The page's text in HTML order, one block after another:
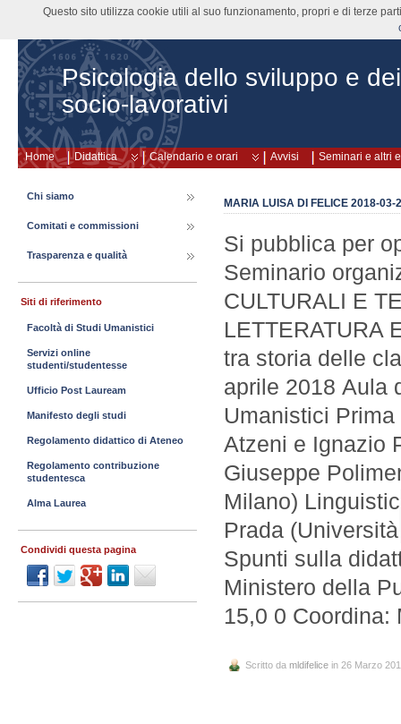
Psicologia dello sviluppo e
socio-lavorativi
Home Didattica Calendario e orari Avvisi Seminari e altri
MARIA LUISA DI FELICE 2018-03-
Si pubblica per
Seminario
CULTURALI E
LETTERATURA
tra storia delle
aprile 2018 Aula
Umanistici
Atzeni e Ignazio
Giuseppe
Milano)
Prada
Spunti sulla
Ministero della
15,0 0
Scritto da mldifelice in 26 Marzo
Chi siamo
Comitati e commissioni
Trasparenza e qualità
Siti di riferimento
Facoltà di Studi Umanistici
Servizi online
studenti/studentesse
Ufficio Post Lauream
Manifesto degli studi
Regolamento didattico di Ateneo
Regolamento contribuzione
studentesca
Alma Laurea
Condividi questa pagina
Questo sito utilizza cookie utili al suo funzionamento, propri e di terze